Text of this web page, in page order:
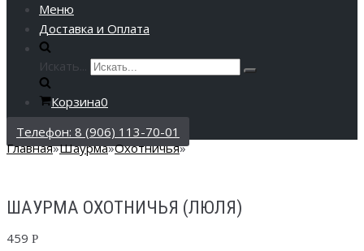
Меню
Доставка и Оплата
Искать...
Корзина0
Телефон: 8 (906) 113-70-01
Главная»Шаурма»Охотничья»
ШАУРМА ОХОТНИЧЬЯ (ЛЮЛЯ)
459 Р